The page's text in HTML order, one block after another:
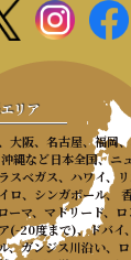
リア
大阪、名古屋、福岡
縄など日本全国、ニ
スベガス、ハワイ、
ロ、シンガポール、
ーマ、マドリード、ロ
(-20度まで)、ドバイ
、ガンジス川沿い、